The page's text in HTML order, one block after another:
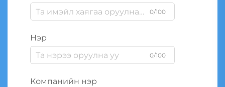
0/100
Нэр
0/100
Компанийн нэр